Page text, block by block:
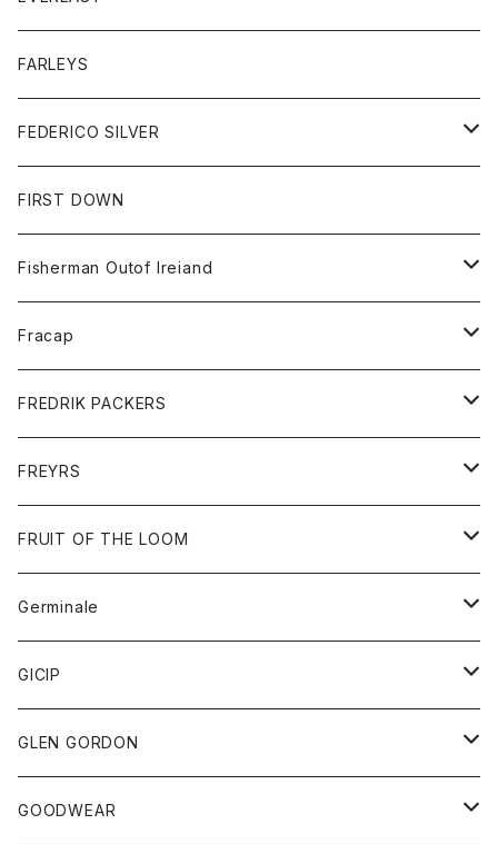
シャツ
セーター
ボトム
ショートパンツ
パンツ
レディース
コート
ジャケット
Tシャツ
ボトム
トップス
ジャケット
スエットシャツ
ボトム
スエットパンツ
グッズ
帽子
FARLEYS
FEDERICO SILVER
アクセサリー
FIRST DOWN
Fisherman Outof Ireiand
ニット
Fracap
グッズ
靴
FREDRIK PACKERS
アクセサリー
バッグ
FREYRS
サングラス
FRUIT OF THE LOOM
アウター
パーカー
グッズ
ネクタイ
チーフ
トップス
シャツ
ボトム
Germinale
靴
サンダル
GICIP
トップス
Tシャツ
GLEN GORDON
グッズ
GOODWEAR